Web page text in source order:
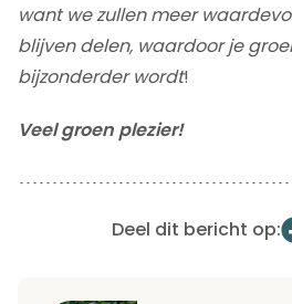
want we zullen meer
blijven delen, waardoor je
bijzonderder wordt!
Veel groen plezier!
Deel dit bericht op: